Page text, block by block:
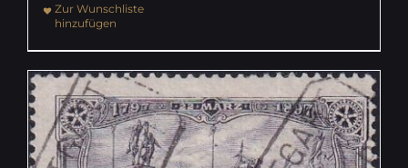
Zur Wunschliste
hinzufügen